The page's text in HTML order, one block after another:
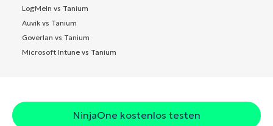
LogMeIn vs Tanium
Auvik vs Tanium
Goverlan vs Tanium
Microsoft Intune vs Tanium
NinjaOne kostenlos testen